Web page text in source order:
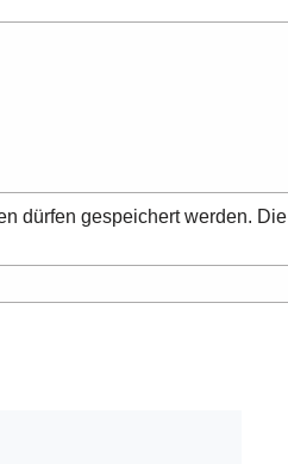
dürfen gespeichert werden. Die